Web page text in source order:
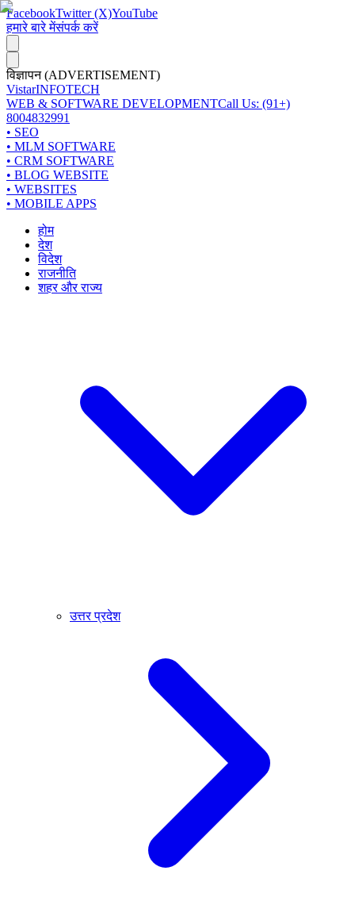
FacebookTwitter (X)YouTube
हमारे बारे मेंसंपर्क करें
विज्ञापन (ADVERTISEMENT)
VistarINFOTECH
WEB & SOFTWARE DEVELOPMENTCall Us: (91+)
8004832991
• SEO
• MLM SOFTWARE
• CRM SOFTWARE
• BLOG WEBSITE
• WEBSITES
• MOBILE APPS
होम
देश
विदेश
राजनीति
शहर और राज्य
उत्तर प्रदेश